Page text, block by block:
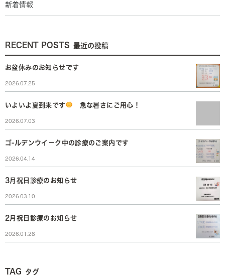
新着情報
RECENT POSTS 最近の投稿
お盆休みのお知らせです
2026.07.25
いよいよ夏到来です 急な暑さにご用心！
2026.07.03
ゴ-ルデンウイ－ク中の診療のご案内です
2026.04.14
3月祝日診療のお知らせ
2026.03.10
2月祝日診療のお知らせ
2026.01.28
TAG タグ